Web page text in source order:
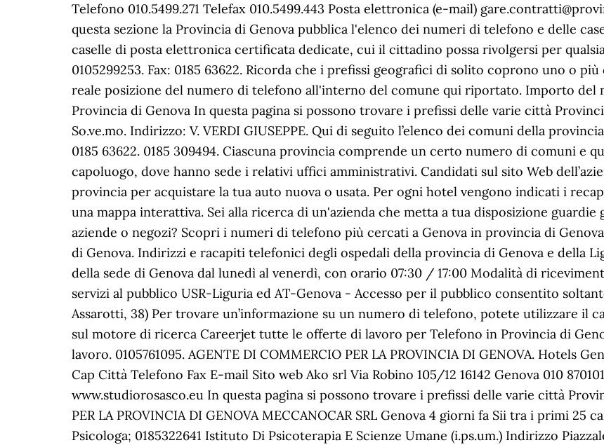
Telefono 010.5499.271 Telefax 010.5499.443 Posta elettronica (e-mail)
questa sezione la Provincia di Genova pubblica l'elenco dei numeri di telefono e delle
caselle di posta elettronica certificata dedicate, cui il cittadino possa rivolgersi per
0105299253. Fax: 0185 63622. Ricorda che i prefissi geografici di solito coprono uno o
reale posizione del numero di telefono all'interno del comune qui riportato. Importo del
Provincia di Genova In questa pagina si possono trovare i prefissi delle varie città
So.ve.mo. Indirizzo: V. VERDI GIUSEPPE. Qui di seguito l’elenco dei comuni della
0185 63622. 0185 309494. Ciascuna provincia comprende un certo numero di comuni e
capoluogo, dove hanno sede i relativi uffici amministrativi. Candidati sul sito Web
provincia per acquistare la tua auto nuova o usata. Per ogni hotel vengono indicati i
una mappa interattiva. Sei alla ricerca di un'azienda che metta a tua disposizione
aziende o negozi? Scopri i numeri di telefono più cercati a Genova in provincia di
di Genova. Indirizzi e racapiti telefonici degli ospedali della provincia di Genova e della
della sede di Genova dal lunedì al venerdì, con orario 07:30 / 17:00 Modalità di
servizi al pubblico USR-Liguria ed AT-Genova - Accesso per il pubblico consentito
Assarotti, 38) Per trovare un’informazione su un numero di telefono, potete utilizzare il
sul motore di ricerca Careerjet tutte le offerte di lavoro per Telefono in Provincia di
lavoro. 0105761095. AGENTE DI COMMERCIO PER LA PROVINCIA DI GENOVA. Hotels
Cap Città Telefono Fax E-mail Sito web Ako srl Via Robino 105/12 16142 Genova 010
www.studiorosasco.eu In questa pagina si possono trovare i prefissi delle varie città
PER LA PROVINCIA DI GENOVA MECCANOCAR SRL Genova 4 giorni fa Sii tra i primi 25
Psicologa; 0185322641 Istituto Di Psicoterapia E Scienze Umane (i.ps.um.) Indirizzo